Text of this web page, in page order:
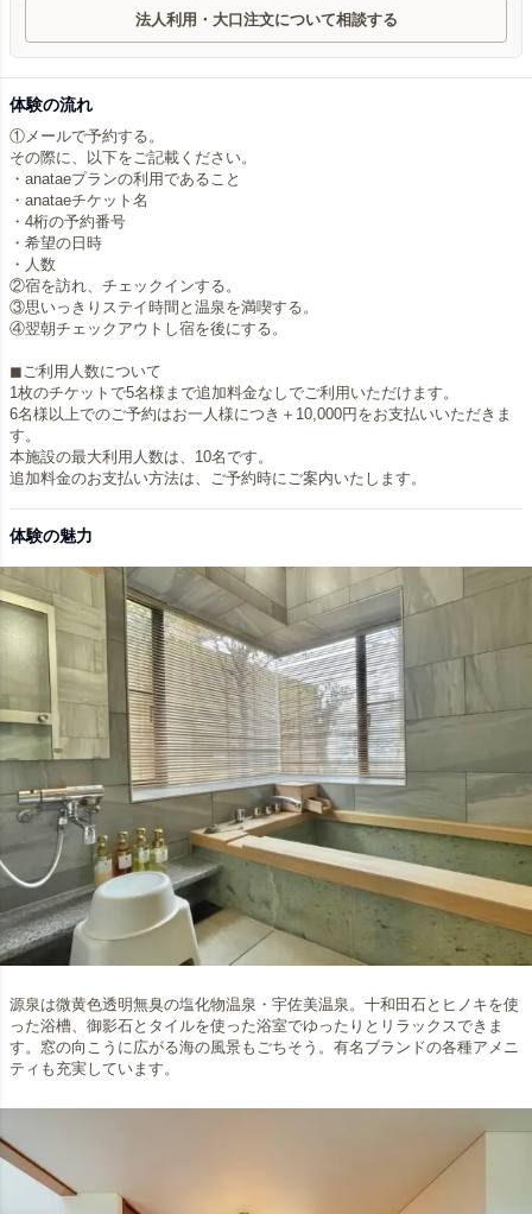
法人利用・大口注文について相談する
体験の流れ
①メールで予約する。
その際に、以下をご記載ください。
・anataeプランの利用であること
・anataeチケット名
・4桁の予約番号
・希望の日時
・人数
②宿を訪れ、チェックインする。
③思いっきりステイ時間と温泉を満喫する。
④翌朝チェックアウトし宿を後にする。
◼︎ご利用人数について
1枚のチケットで5名様まで追加料金なしでご利用いただけます。
6名様以上でのご予約はお一人様につき＋10,000円をお支払いいただきま
す。
本施設の最大利用人数は、10名です。
追加料金のお支払い方法は、ご予約時にご案内いたします。
体験の魅力
源泉は微黄色透明無臭の塩化物温泉・宇佐美温泉。十和田石とヒノキを使
った浴槽、御影石とタイルを使った浴室でゆったりとリラックスできま
す。窓の向こうに広がる海の風景もごちそう。有名ブランドの各種アメニ
ティも充実しています。